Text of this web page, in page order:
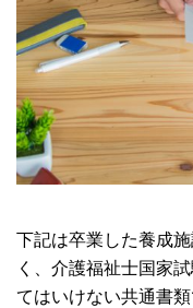
下記は卒業した養成
く、介護福祉士国家
てはいけない共通書